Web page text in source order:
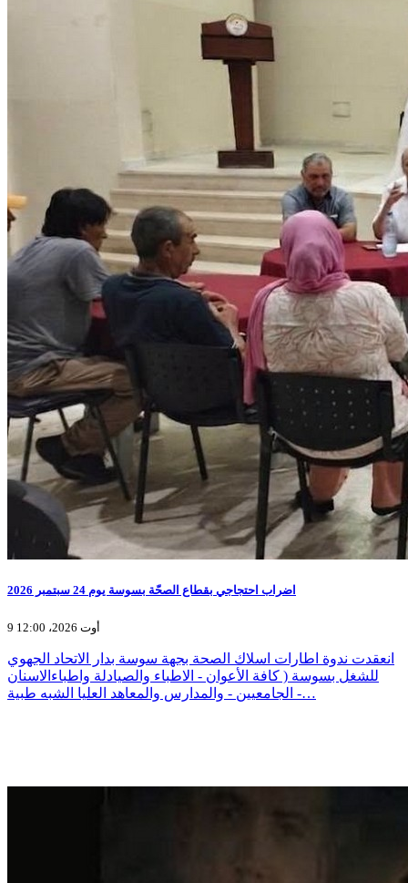
اضراب احتجاجي بقطاع الصحّة بسوسة يوم 24 سبتمبر 2026
9 أوت 2026، 12:00
انعقدت ندوة اطارات اسلاك الصحة بجهة سوسة بدار الاتحاد الجهوي
للشغل بسوسة ( كافة الأعوان - الاطباء والصيادلة واطباءالاسنان
الجامعيين - والمدارس والمعاهد العليا الشبه طبية -…